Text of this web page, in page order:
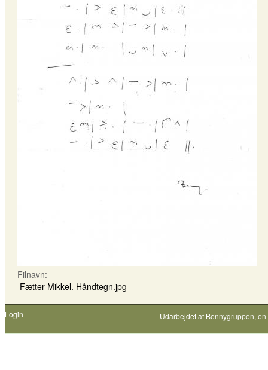
Filnavn:
Fætter Mikkel. Håndtegn.jpg
Login Udarbejdet af Bennygruppen,